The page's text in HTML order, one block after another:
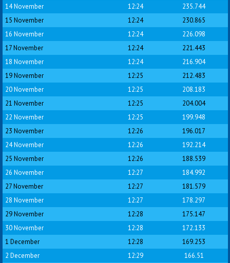
14 November
12:24
235.744
15 November
12:24
230.865
16 November
12:24
226.098
17 November
12:24
221.443
18 November
12:24
216.904
19 November
12:25
212.483
20 November
12:25
208.183
21 November
12:25
204.004
22 November
12:25
199.948
23 November
12:26
196.017
24 November
12:26
192.214
25 November
12:26
188.539
26 November
12:27
184.992
27 November
12:27
181.579
28 November
12:27
178.297
29 November
12:28
175.147
30 November
12:28
172.133
1 December
12:28
169.253
2 December
12:29
166.51